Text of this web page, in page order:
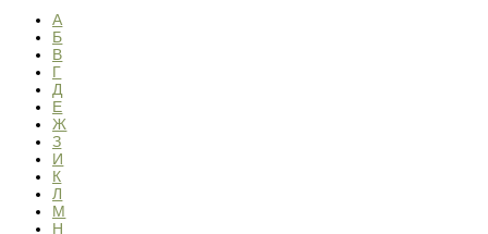
А
Б
В
Г
Д
Е
Ж
З
И
К
Л
М
Н